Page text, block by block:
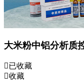
大米粉中铝分析质
已收藏
收藏